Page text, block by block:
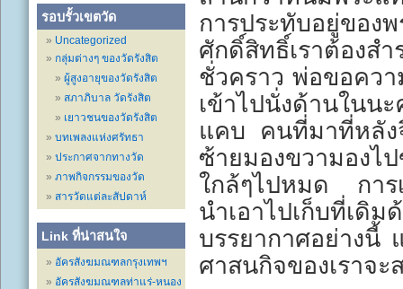
รอบรั้วเขตวัด
Uncategorized
กลุ่มต่างๆ ของวัดรังสิต
ผู้สูงอายุของวัดรังสิต
สภาภิบาล วัดรังสิต
เยาวชนของวัดรังสิต
บทเพลงแห่งศรัทธา
ประกาศจากทางวัด
ภาพกิจกรรมของวัด
สารวัดแต่ละสัปดาห์
Link ที่น่าสนใจ
อัครสังฆมณฑลกรุงเทพฯ
อัครสังฆมณฑลท่าแร่-หนอง
การประทับอยู่ขอ
ศักดิ์สิทธิ์เราต้อง
ชั่วคราว พ่อขอคว
เข้าไปนั่งด้านในน
แคบ คนที่มาที่หลัง
ซ้ายมองขวามองไ
ใกล้ๆไปหมด การ
นำเอาไปเก็บที่เดิ
บรรยากาศอย่างนี้
ศาสนกิจของเราจะ